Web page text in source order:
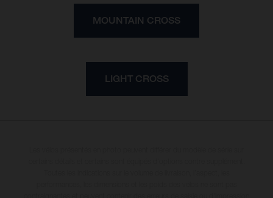
MOUNTAIN CROSS
LIGHT CROSS